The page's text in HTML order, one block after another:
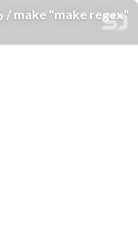
/ make "make regex"